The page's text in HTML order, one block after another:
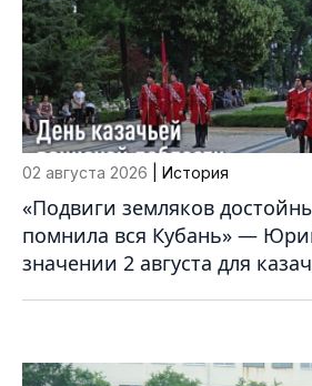
02 августа 2026 | История
«Подвиги земляков
помнила вся Кубань» —
значении 2 августа для